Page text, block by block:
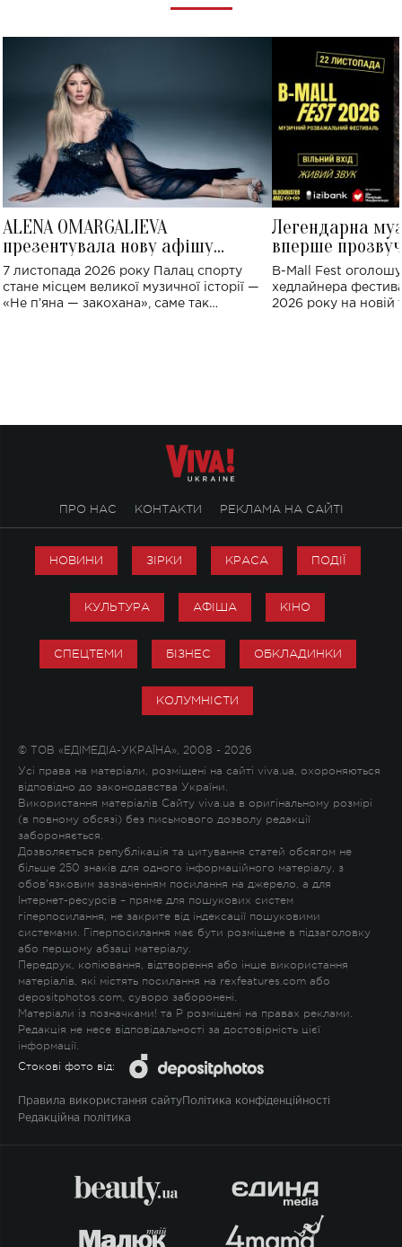
ALENA OMARGALIEVA
презентувала нову афішу
великого концерту в Палаці
спорту
7 листопада 2026 року Палац спорту
стане місцем великої музичної історії —
«Не пʼяна — закохана», саме так
Легендарна
вперше
Україні: де
B-Mall Fest
хедлайнера
2026 року на новій
ПРО НАС КОНТАКТИ РЕКЛАМА НА САЙТІ
НОВИНИ ЗІРКИ КРАСА ПОДІЇ
КУЛЬТУРА АФІША КІНО
СПЕЦТЕМИ БІЗНЕС ОБКЛАДИНКИ
КОЛУМНІСТИ
© ТОВ «ЕДІМЕДІА-УКРАЇНА», 2008 - 2026
Усі права на матеріали, розміщені на сайті viva.ua, охороняються
відповідно до законодавства України.
Використання матеріалів Сайту viva.ua в оригінальному розмірі
(в повному обсязі) без письмового дозволу редакції
забороняється.
Дозволяється републікація та цитування статей обсягом не
більше 250 знаків для одного інформаційного матеріалу, з
обов'язковим зазначенням посилання на джерело, а для
Інтернет-ресурсів – пряме для пошукових систем
гіперпосилання, не закрите від індексації пошуковими
системами. Гіперпосилання має бути розміщене в підзаголовку
або першому абзаці матеріалу.
Передрук, копіювання, відтворення або інше використання
матеріалів, які містять посилання на rexfeatures.com або
depositphotos.com, суворо заборонені.
Матеріали із позначками! та P розміщені на правах реклами.
Редакція не несе відповідальності за достовірність цієї
інформації.
Стокові фото від:
Правила використання сайту Політика конфіденційності
Редакційна політика